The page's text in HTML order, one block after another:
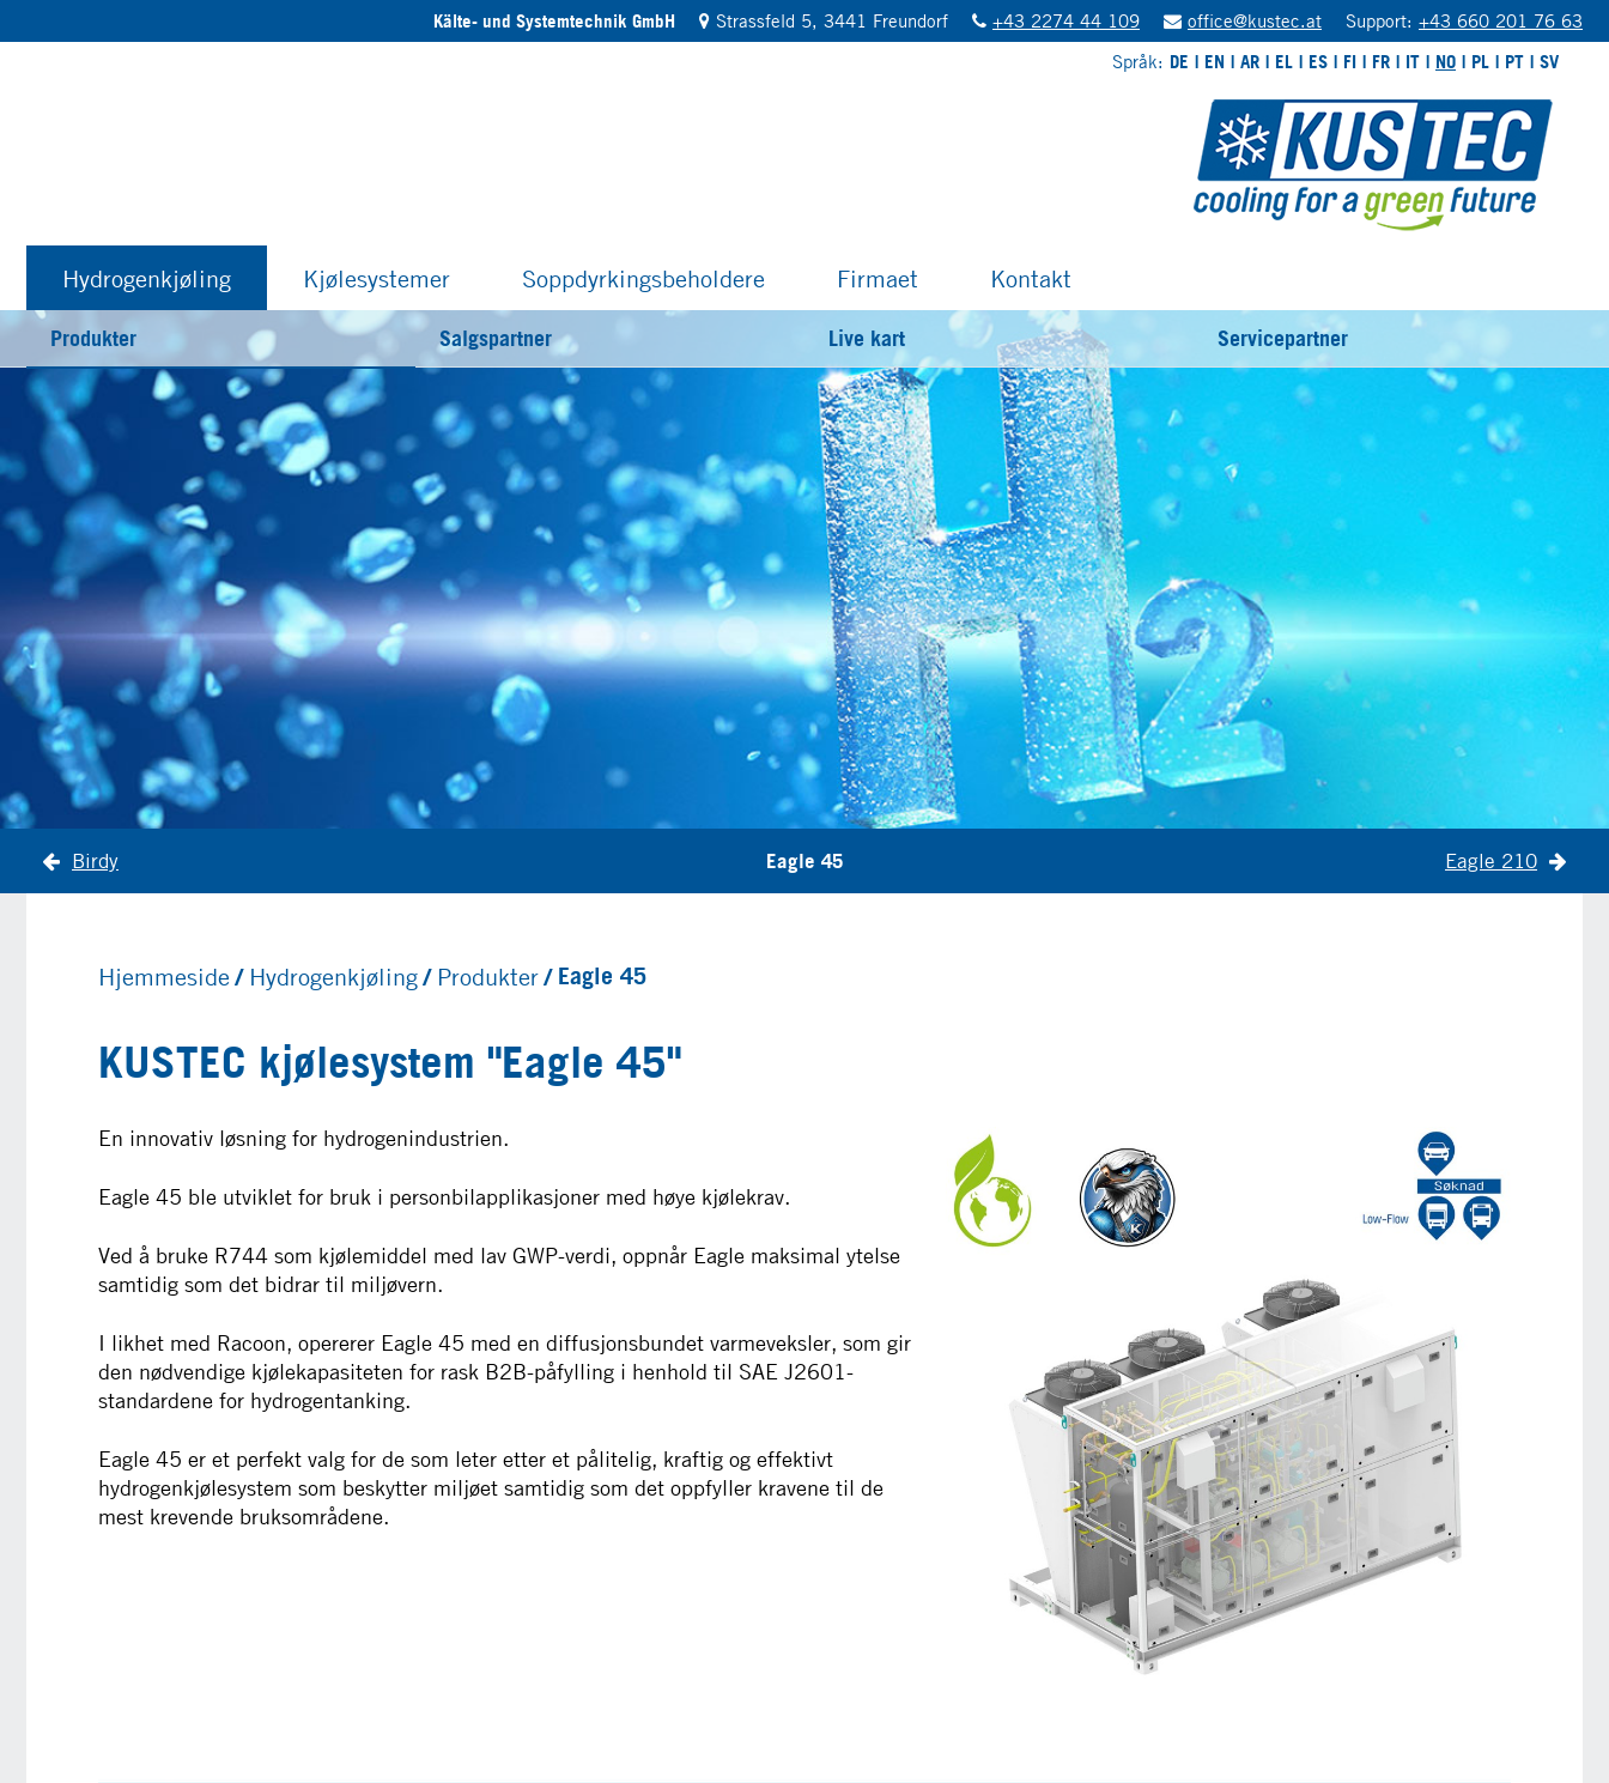
Kälte- und Systemtechnik GmbH Strassfeld 5, 3441 Freundorf +43 2274 44 109 office@kustec.at Support: +43 660 201 76 63
Språk: DE EN AR EL ES FI FR IT NO PL PT SV
Hydrogenkjøling Kjølesystemer Soppdyrkingsbeholdere Firmaet Kontakt
Produkter Salgspartner Live kart Servicepartner
Eagle 45
Birdy Eagle 210
Hjemmeside Hydrogenkjøling Produkter Eagle 45
KUSTEC kjølesystem "Eagle 45"
En innovativ løsning for hydrogenindustrien.
Eagle 45 ble utviklet for bruk i personbilapplikasjoner med høye kjølekrav.
Ved å bruke R744 som kjølemiddel med lav GWP-verdi, oppnår Eagle maksimal ytelse
samtidig som det bidrar til miljøvern.
I likhet med Racoon, opererer Eagle 45 med en diffusjonsbundet varmeveksler, som gir
den nødvendige kjølekapasiteten for rask B2B-påfylling i henhold til SAE J2601-
standardene for hydrogentanking.
Eagle 45 er et perfekt valg for de som leter etter et pålitelig, kraftig og effektivt
hydrogenkjølesystem som beskytter miljøet samtidig som det oppfyller kravene til de
mest krevende bruksområdene.